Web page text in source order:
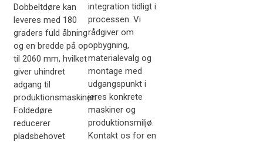
Dobbeltdøre kan
leveres med 180
graders fuld åbning
og en bredde på op
til 2060 mm, hvilket
giver uhindret
adgang til
produktionsmaskinen.
Foldedøre
reducerer
pladsbehovet
integration tidligt i
processen. Vi
rådgiver om
opbygning,
materialevalg og
montage med
udgangspunkt i
jeres konkrete
maskiner og
produktionsmiljø.
Kontakt os for en